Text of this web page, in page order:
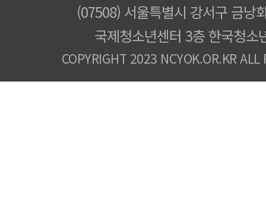
(07508) 서울특별시 강서구 금낭
국제청소년센터 3층 한국청소
COPYRIGHT 2023 NCYOK.OR.KR ALL